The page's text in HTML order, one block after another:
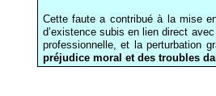
Cette faute a contribué à la mise
d’existence subis en lien direct
professionnelle, et la perturbation
préjudice moral et des troubles